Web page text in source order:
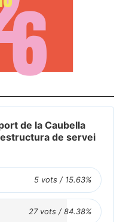
de la Caubella
de servei